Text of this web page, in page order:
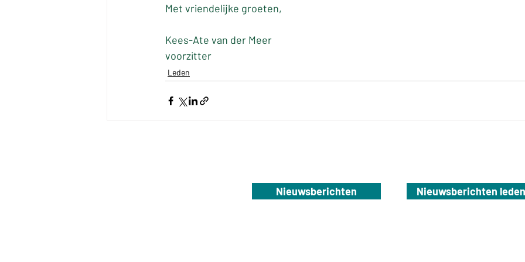
Met vriendelijke groeten,
Kees-Ate van der Meer
voorzitter
Leden
Nieuwsberichten Nieuwsberichten leden